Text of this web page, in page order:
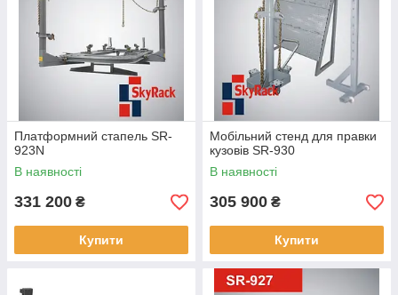
Платформний стапель SR-
923N
В наявності
331 200 ₴
Купити
Мобільний стенд для правки
кузовів SR-930
В наявності
305 900 ₴
Купити